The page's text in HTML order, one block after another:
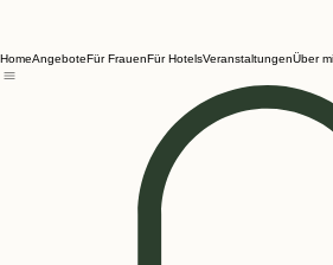
HomeAngeboteFür FrauenFür HotelsVeranstaltungenÜber